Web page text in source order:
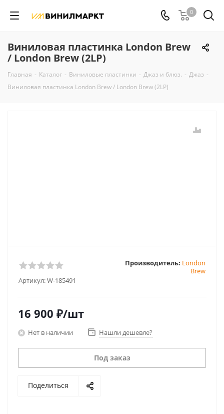
0
Виниловая пластинка London Brew
/ London Brew (2LP)
Главная - Каталог - Виниловые пластинки - Джаз и блюз. - Джаз -
Виниловая пластинка London Brew / London Brew (2LP)
Артикул:W-185491
Производитель: London
Brew
16 900 ₽/шт
Нет в наличии Нашли дешевле?
Под заказ
Поделиться